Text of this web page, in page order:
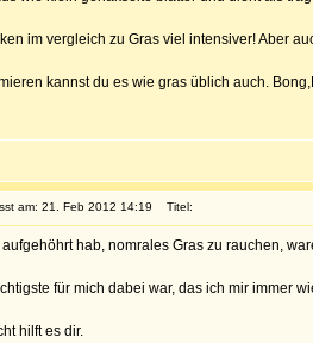
im vergleich zu Gras viel intensiver! Aber
kannst du es wie gras üblich auch.
am: 21. Feb 2012 14:19 Titel:
hab, nomrales Gras zu rauchen,
für mich dabei war, das ich mir immer
hilft es dir.